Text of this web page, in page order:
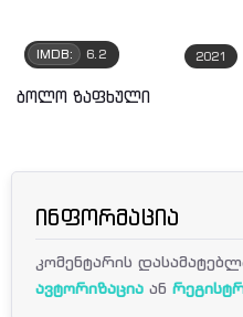
2021
IMDB: 6.2
ბოლო ზაფხული
ინფორმაცია
კომენტარის
ავტორიზაცია ან